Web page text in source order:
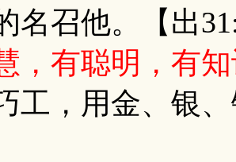
名召他。【出
，有聪明，有
工，用金、银